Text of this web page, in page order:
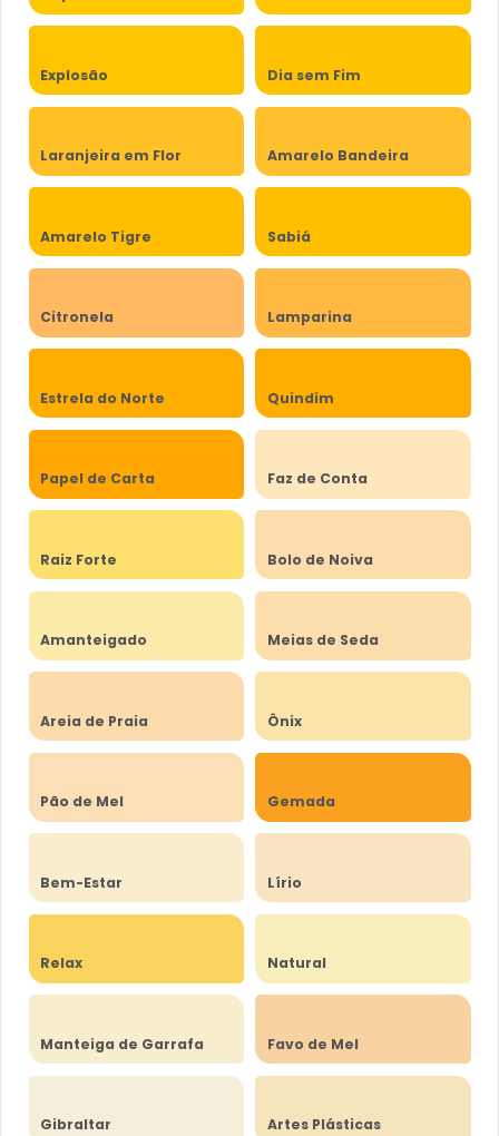
Explosão Dia sem Fim
Laranjeira em Flor Amarelo Bandeira
Amarelo Tigre Sabiá
Citronela Lamparina
Estrela do Norte Quindim
Papel de Carta Faz de Conta
Raiz Forte Bolo de Noiva
Amanteigado Meias de Seda
Areia de Praia Ônix
Pão de Mel Gemada
Bem-Estar Lírio
Relax Natural
Manteiga de Garrafa Favo de Mel
Gibraltar Artes Plásticas